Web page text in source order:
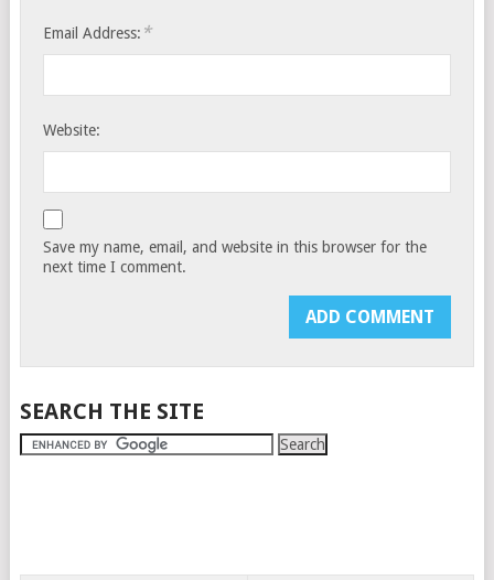
Email Address: *
Website:
Save my name, email, and website in this browser for the
next time I comment.
SEARCH THE SITE